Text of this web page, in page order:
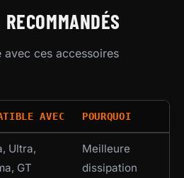
avec ces accessoires
AVEC POURQUOI
Ultra,
GT
Meilleure
dissipation